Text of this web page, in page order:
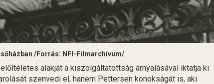
/Forrás: NFI-Filmarchívum/
alakját a kiszolgáltatottság árnyalásával iktatja ki
szenvedi el, hanem Pettersen konokságát is, aki